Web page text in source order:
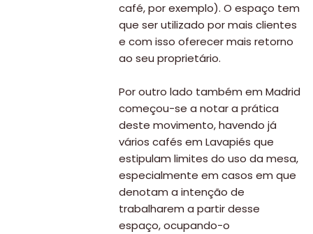
Viajar
Onde
dormir?
Lifestyle
café, por exemplo). O espaço tem
que ser utilizado por mais clientes
e com isso oferecer mais retorno
ao seu proprietário.
Por outro lado também em Madrid
começou-se a notar a prática
deste movimento, havendo já
vários cafés em Lavapiés que
estipulam limites do uso da mesa,
especialmente em casos em que
denotam a intenção de
trabalharem a partir desse
espaço, ocupando-o